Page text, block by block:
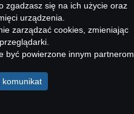
zgadzasz się na ich użycie oraz
urządzenia.
zarządzać cookies, zmieniając
być powierzone innym
komunikat